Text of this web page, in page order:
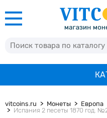
vitcoins.ru Монеты Европа
Испания 2 песеты 1870 год.